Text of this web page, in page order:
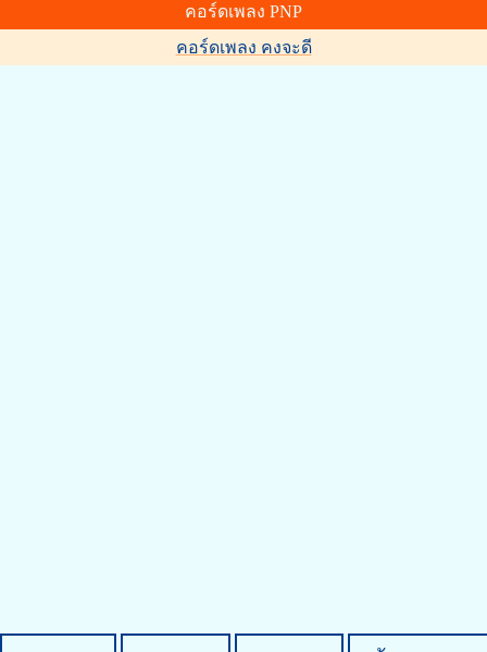
คอร์ดเพลง PNP
คอร์ดเพลง คงจะดี